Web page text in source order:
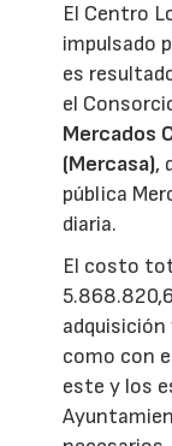
El Centro
impulsado
es
el
Mercados
(Mercasa),
pública
diaria.
El costo
como con
este y los